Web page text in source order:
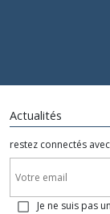
Actualités
restez connectés
Je ne suis pas